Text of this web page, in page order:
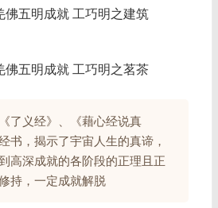
佛五明成就 工巧明之建筑
佛五明成就 工巧明之茗茶
了义经》、《藉心经说真
书，揭示了宇宙人生的真谛，
高深成就的各阶段的正理且正
持，一定成就解脱